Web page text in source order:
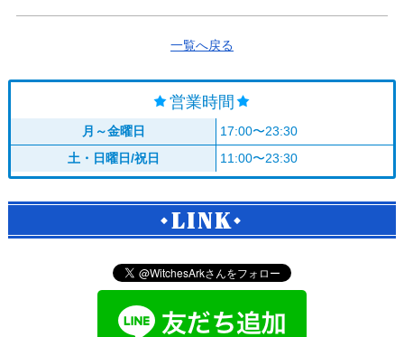
一覧へ戻る
営業時間
月～金曜日
17:00〜23:30
土・日曜日/祝日
11:00〜23:30
LINK